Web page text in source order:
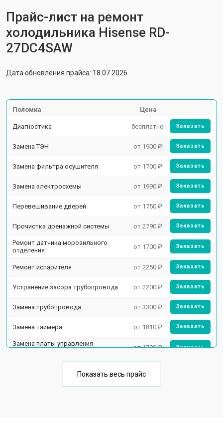
Прайс-лист на ремонт
холодильника Hisense RD-
27DC4SAW
Дата обновления прайса: 18.07.2026
Поломка Цена
Диагностика бесплатно Заказать
Замена ТЭН от 1900 ₽ Заказать
Замена фильтра осушителя от 1700 ₽ Заказать
Замена электросхемы от 1990 ₽ Заказать
Перевешивание дверей от 1750 ₽ Заказать
Прочистка дренажной системы от 2790 ₽ Заказать
Ремонт датчика морозильного
отделения
от 1700 ₽ Заказать
Ремонт испарителя от 2250 ₽ Заказать
Устранение засора трубопровода от 2200 ₽ Заказать
Замена трубопровода от 3300 ₽ Заказать
Замена таймера от 1810 ₽ Заказать
Замена платы управления
от 1700 ₽ Заказать
Ремонт/замена датчика
Замена термостата от 1700 ₽
Показать весь прайс